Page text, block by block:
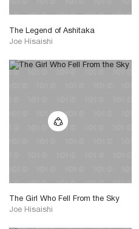
The Legend of Ashitaka
Joe Hisaishi
The Girl Who Fell From the Sky
Joe Hisaishi